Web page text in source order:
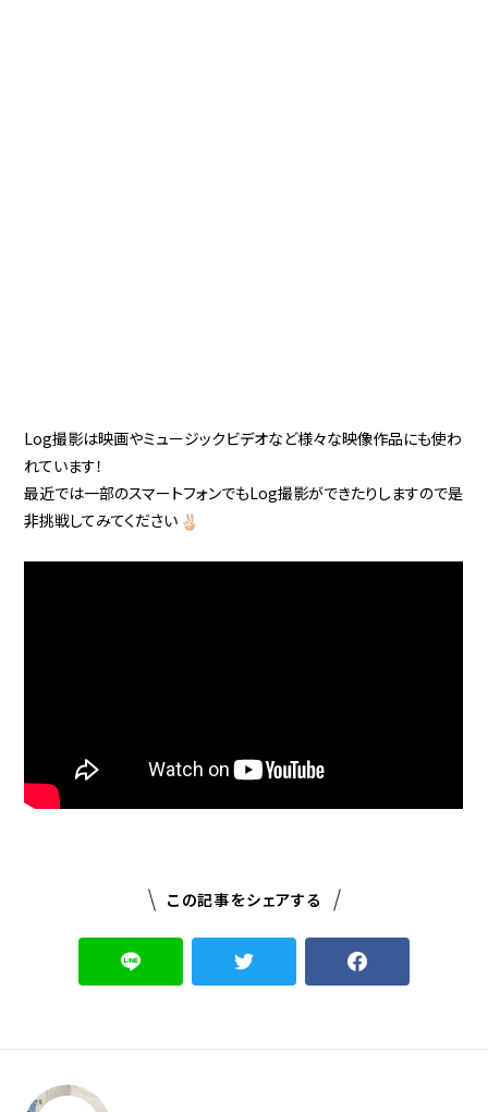
Log撮影は映画やミュージックビデオなど様々な映像作品にも使わ
れています！
最近では一部のスマートフォンでもLog撮影ができたりしますので是
非挑戦してみてください
この記事をシェアする